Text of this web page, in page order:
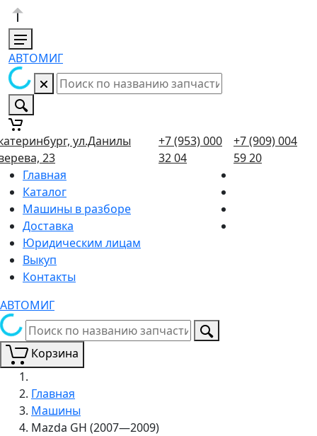
АВТОМИГ
ул.Данилы
23
+7 (953) 000
32 04
+7 (909) 004
59 20
Главная
Каталог
Машины в разборе
Доставка
Юридическим лицам
Выкуп
Контакты
АВТОМИГ
Корзина
Главная
Машины
Mazda GH (2007—2009)